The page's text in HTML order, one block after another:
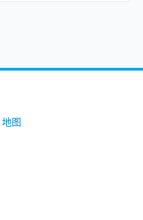
地图